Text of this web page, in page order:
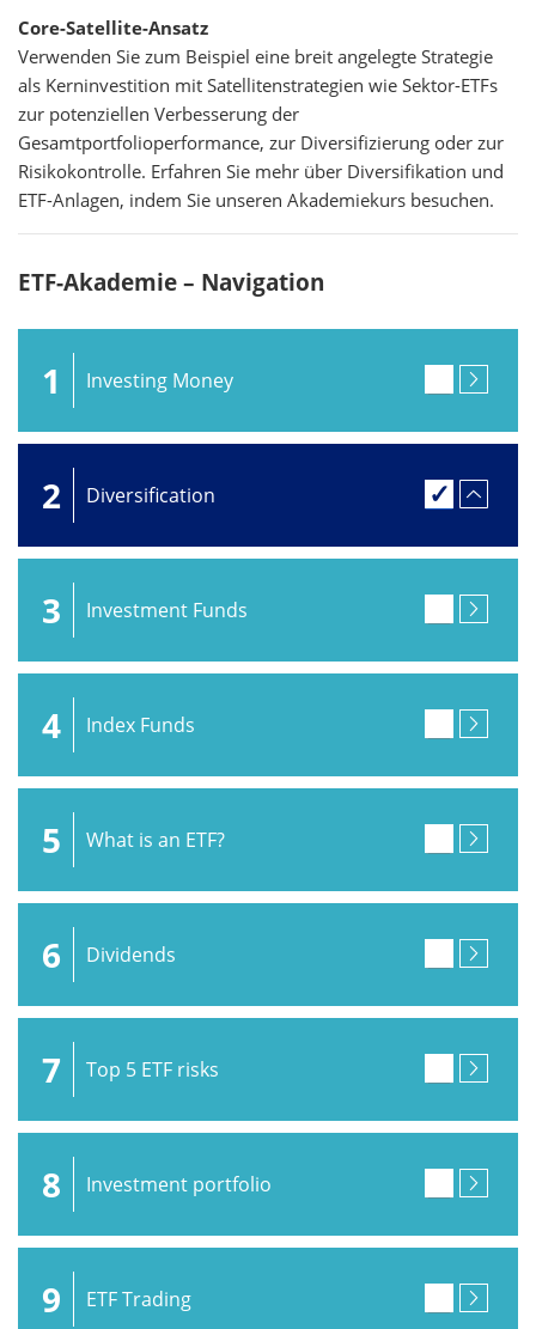
Core-Satellite-Ansatz
Verwenden Sie zum Beispiel eine breit angelegte Strategie
als Kerninvestition mit Satellitenstrategien wie Sektor-ETFs
zur potenziellen Verbesserung der
Gesamtportfolioperformance, zur Diversifizierung oder zur
Risikokontrolle. Erfahren Sie mehr über Diversifikation und
ETF-Anlagen, indem Sie unseren Akademiekurs besuchen.
ETF-Akademie – Navigation
1 Investing Money
2 Diversification
3 Investment Funds
4 Index Funds
5 What is an ETF?
6 Dividends
7 Top 5 ETF risks
8 Investment portfolio
9 ETF Trading